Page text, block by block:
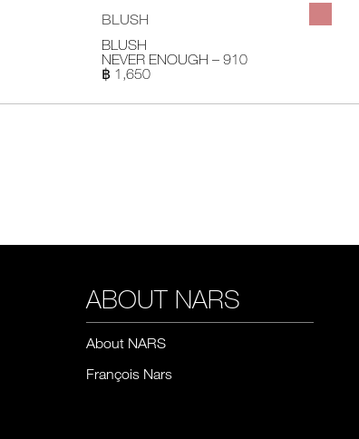
BLUSH
BLUSH
NEVER ENOUGH – 910
฿ 1,650
ABOUT NARS
About NARS
François Nars